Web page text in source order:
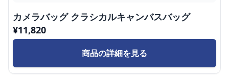
カメラバッグ クラシカルキャンバスバッグ
¥11,820
商品の詳細を見る